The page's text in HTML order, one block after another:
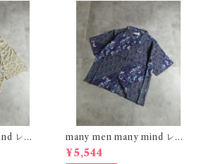
ー
エロー
many men many mind レー
ヨン 総柄シャツ 花柄 ブルー
M2615061
¥5,544